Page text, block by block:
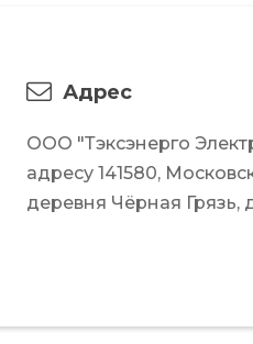
Адрес
ООО "Тэксэнерго
адресу 141580,
деревня Чёрная Грязь,